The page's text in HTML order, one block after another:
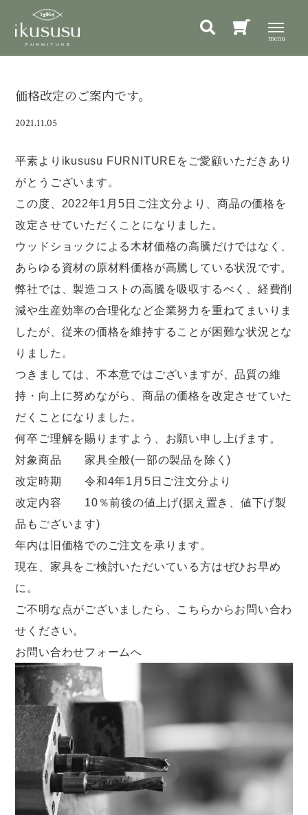
価格改定のご案内です。
2021.11.05
平素よりikususu FURNITUREをご愛顧いただきあり
がとうございます。
この度、2022年1月5日ご注文分より、商品の価格を
改定させていただくことになりました。
ウッドショックによる木材価格の高騰だけではなく、
あらゆる資材の原材料価格が高騰している状況です。
弊社では、製造コストの高騰を吸収するべく、経費削
減や生産効率の合理化など企業努力を重ねてまいりま
したが、従来の価格を維持することが困難な状況とな
りました。
つきましては、不本意ではございますが、品質の維
持・向上に努めながら、商品の価格を改定させていた
だくことになりました。
何卒ご理解を賜りますよう、お願い申し上げます。
対象商品 家具全般(一部の製品を除く)
改定時期 令和4年1月5日ご注文分より
改定内容 10％前後の値上げ(据え置き、値下げ製
品もございます)
年内は旧価格でのご注文を承ります。
現在、家具をご検討いただいている方はぜひお早め
に。
ご不明な点がございましたら、こちらからお問い合わ
せください。
お問い合わせフォームへ